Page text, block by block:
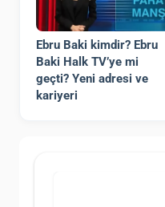
Ebru Baki kimdir? Ebru
Baki Halk TV’ye mi
geçti? Yeni adresi ve
kariyeri